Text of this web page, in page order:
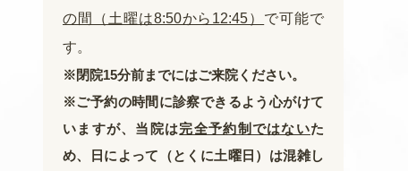
の間（土曜は8:50から12:45） で可能で
す。
※閉院15分前までにはご来院ください。
※ご予約の時間に診察できるよう心がけて
いますが、当院は完全予約制ではないた
め、日によって（とくに土曜日）は混雑し